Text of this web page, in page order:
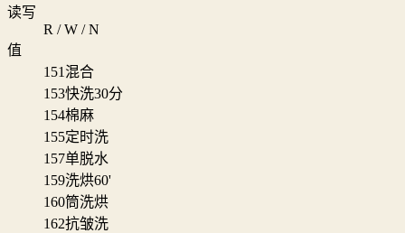
读写
R / W / N
值
151 混合
153快洗30分
154棉麻
155定时洗
157单脱水
159洗烘60'
160筒洗烘
162抗皱洗